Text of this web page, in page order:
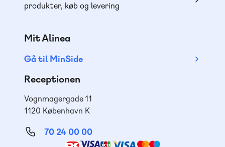
produkter, køb og levering
Mit Alinea
Gå til MinSide
Receptionen
Vognmagergade 11
1120 København K
70 24 00 00